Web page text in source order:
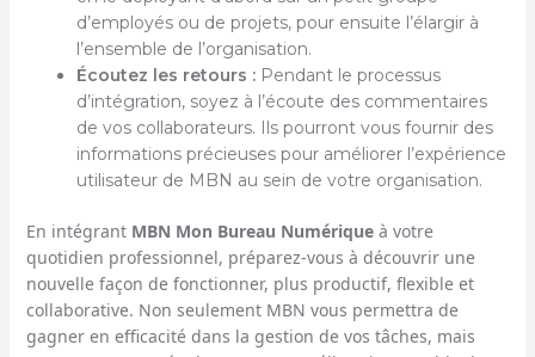
d’employés ou de projets, pour ensuite l’élargir à
l’ensemble de l’organisation.
Écoutez les retours :Pendant le processus
d’intégration, soyez à l’écoute des commentaires
de vos collaborateurs. Ils pourront vous fournir des
informations précieuses pour améliorer l’expérience
utilisateur de MBN au sein de votre organisation.
En intégrant MBN Mon Bureau Numériqueà votre
quotidien professionnel, préparez-vous à découvrir une
nouvelle façon de fonctionner, plus productif, flexible et
collaborative. Non seulement MBN vous permettra de
gagner en efficacité dans la gestion de vos tâches, mais